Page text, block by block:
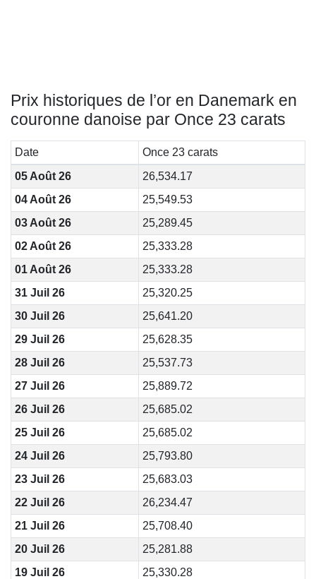
Prix historiques de l’or en Danemark en
couronne danoise par Once 23 carats
Date
Once 23 carats
05 Août 26
26,534.17
04 Août 26
25,549.53
03 Août 26
25,289.45
02 Août 26
25,333.28
01 Août 26
25,333.28
31 Juil 26
25,320.25
30 Juil 26
25,641.20
29 Juil 26
25,628.35
28 Juil 26
25,537.73
27 Juil 26
25,889.72
26 Juil 26
25,685.02
25 Juil 26
25,685.02
24 Juil 26
25,793.80
23 Juil 26
25,683.03
22 Juil 26
26,234.47
21 Juil 26
25,708.40
20 Juil 26
25,281.88
19 Juil 26
25,330.28